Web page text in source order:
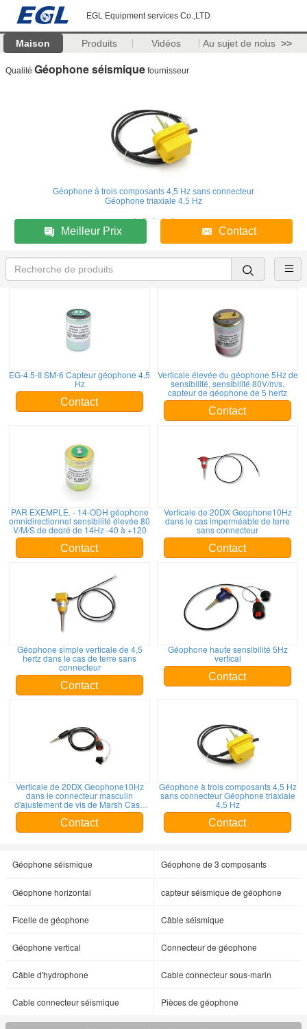
EGL Equipment services Co.,LTD
Maison Produits Vidéos Au sujet de nous >>
Qualité Géophone séismique fournisseur
Géophone à trois composants 4,5 Hz sans connecteur
Géophone triaxiale 4,5 Hz
Meilleur Prix Contact
EG-4.5-II SM-6 Capteur géophone 4,5
Hz
Contact
Verticale élevée du géophone 5Hz de
sensibilité, sensibilité 80V/m/s,
capteur de géophone de 5 hertz
Contact
PAR EXEMPLE. - 14-ODH géophone
omnidirectionnel sensibilité élevée 80
V/M/S de degré de 14Hz -40 à +120
Contact
Verticale de 20DX Geophone10Hz
dans le cas imperméable de terre
sans connecteur
Contact
Géophone simple verticale de 4,5
hertz dans le cas de terre sans
connecteur
Contact
Géophone haute sensibilité 5Hz
vertical
Contact
Verticale de 20DX Geophone10Hz
dans le connecteur masculin
d'ajustement de vis de Marsh Case
Terminated With KCK
Contact
Géophone à trois composants 4,5 Hz
sans connecteur Géophone triaxiale
4,5 Hz
Contact
Géophone séismique Géophone de 3 composants
Géophone horizontal capteur séismique de géophone
Ficelle de géophone Câble séismique
Géophone vertical Connecteur de géophone
Câble d'hydrophone Cable connecteur sous-marin
Cable connecteur séismique Pièces de géophone